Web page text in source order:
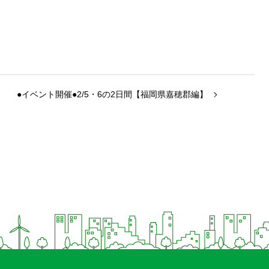
●イベント開催●2/5・6の2日間【福岡県嘉穂郡編】